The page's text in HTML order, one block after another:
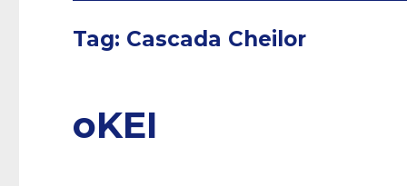
Tag: Cascada Cheilor
oKEI